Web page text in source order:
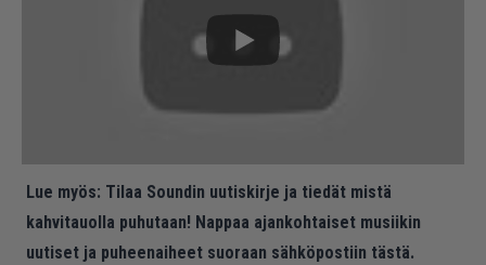
Lue myös: Tilaa Soundin uutiskirje ja tiedät mistä
kahvitauolla puhutaan! Nappaa ajankohtaiset musiikin
uutiset ja puheenaiheet suoraan sähköpostiin tästä.